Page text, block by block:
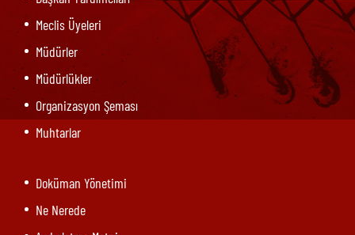
Meclis Üyeleri
Müdürler
Müdürlükler
Organizasyon Şeması
Muhtarlar
Doküman Yönetimi
Ne Nerede